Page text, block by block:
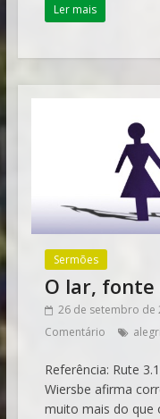
Ler mais
Sermões
O lar,
26 de setembro de
Comentário
Referência: Rute
Wiersbe afirma
muito mais do que